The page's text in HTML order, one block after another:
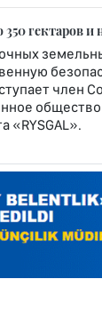
гектаров и
член
«RYSGAL».